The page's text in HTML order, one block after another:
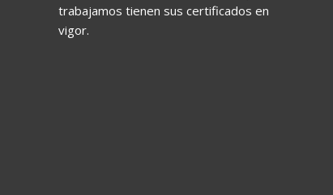
trabajamos tienen sus certificados en
vigor.